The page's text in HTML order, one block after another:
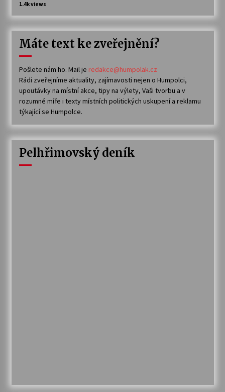
1.4k views
Máte text ke zveřejnění?
Pošlete nám ho. Mail je redakce@humpolak.cz
Rádi zveřejníme aktuality, zajímavosti nejen o Humpolci,
upoutávky na místní akce, tipy na výlety, Vaši tvorbu a v
rozumné míře i texty místních politických uskupení a reklamu
týkající se Humpolce.
Pelhřimovský deník